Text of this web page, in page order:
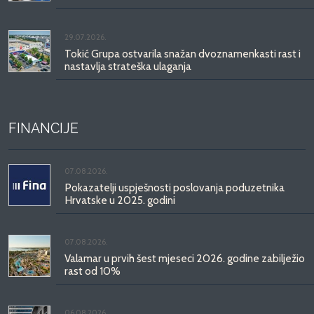
29.07.2026.
Tokić Grupa ostvarila snažan dvoznamenkasti rast i
nastavlja strateška ulaganja
FINANCIJE
07.08.2026.
Pokazatelji uspješnosti poslovanja poduzetnika
Hrvatske u 2025. godini
07.08.2026.
Valamar u prvih šest mjeseci 2026. godine zabilježio
rast od 10%